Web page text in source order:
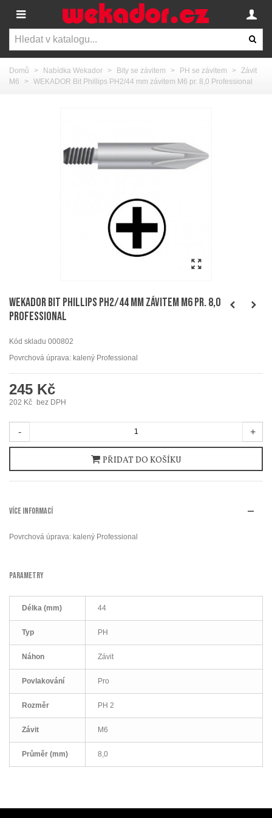
Domů > Nabídka Wekador > Bity se závitem > PH se závitem > Závit
M6
> WEKADOR Bit Phillips PH2/44 mm závitem M6 pr. 8,0 Professional
WEKADOR Bit Phillips PH2/44 mm závitem M6 pr. 8,0
Professional
Kód skladu 000802
Povrchová úprava: kalený Professional
245 Kč
202 Kč bez DPH
- +
PŘIDAT DO KOŠÍKU
VÍCE INFORMACÍ
Povrchová úprava: kalený Professional
PARAMETRY
Délka (mm) 44
Typ PH
Náhon Závit
Povlakování Pro
Rozměr PH 2
Závit M6
Průměr (mm) 8,0